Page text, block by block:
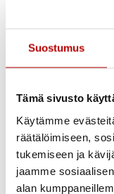
Suostumus
Tämä sivusto
Käytämme
räätälöimiseen,
tukemiseen ja
jaamme
alan
Tilapäisiä
kattoliimaa tai
kattoremontti on
Milloin